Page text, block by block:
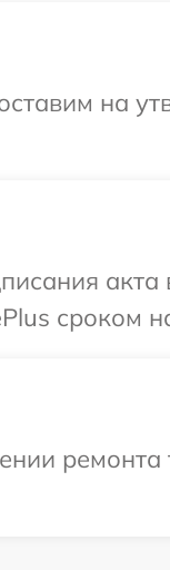
на
сроком